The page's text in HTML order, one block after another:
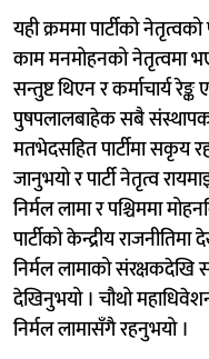
यही क्रममा पार्टीको
काम मनमोहनको नेतृत्वमा
सन्तुष्ट थिएन र कर्माचार्य
पुषपलालबाहेक सबै संस्थापक
मतभेदसहित पार्टीमा सकृय
जानुभयो र पार्टी नेतृत्व
निर्मल लामा र पश्चिममा
पार्टीको केन्द्रीय
निर्मल लामाको संरक्षकदेखि
देखिनुभयो । चौथो
निर्मल लामासँगै रहनुभयो ।